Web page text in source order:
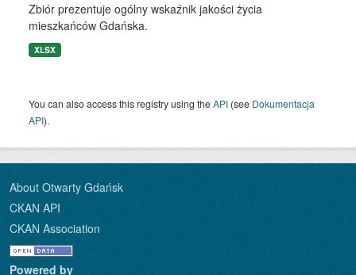
Zbiór prezentuje ogólny wskaźnik jakości życia
mieszkańców Gdańska.
XLSX
You can also access this registry using theAPI (see Dokumentacja
API).
About Otwarty Gdańsk
CKAN API
CKAN Association
Powered by